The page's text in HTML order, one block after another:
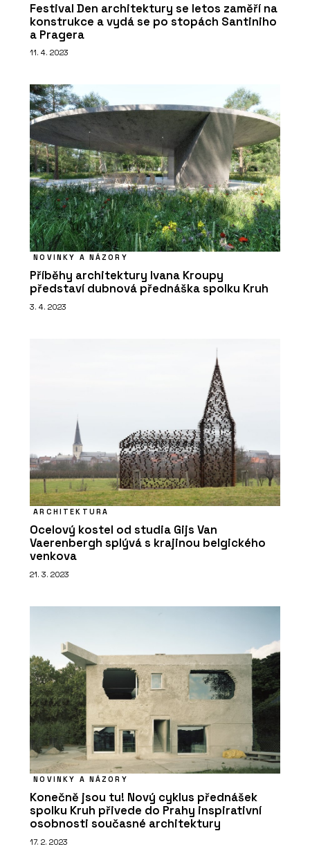
Festival Den architektury se letos zaměří na
konstrukce a vydá se po stopách Santiniho
a Pragera
11. 4. 2023
NOVINKY A NÁZORY
Příběhy architektury Ivana Kroupy
představí dubnová přednáška spolku Kruh
3. 4. 2023
ARCHITEKTURA
Ocelový kostel od studia Gijs Van
Vaerenbergh splývá s krajinou belgického
venkova
21. 3. 2023
NOVINKY A NÁZORY
Konečně jsou tu! Nový cyklus přednášek
spolku Kruh přivede do Prahy inspirativní
osobnosti současné architektury
17. 2. 2023